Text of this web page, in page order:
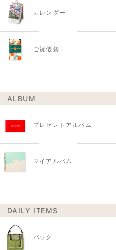
カレンダー
ご祝儀袋
ALBUM
プレゼントアルバム
マイアルバム
DAILY ITEMS
バッグ